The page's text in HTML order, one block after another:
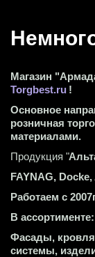
Torgbest.ru !
Основное
розничная
материалами.
Продукция "
FAYNAG,
Работаем с
В ассортименте:
Фасады,
системы,